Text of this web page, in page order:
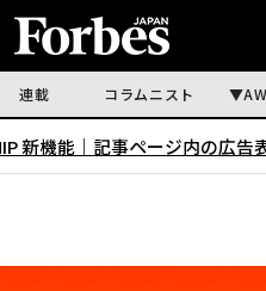
連載 コラムニスト
新機能｜ 記事ページ内の広告